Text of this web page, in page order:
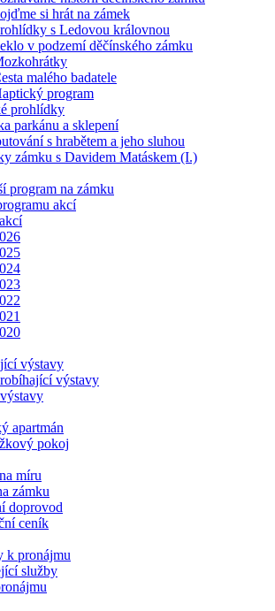
si hrát na zámek
s Ledovou královnou
v podzemí děčínského zámku
malého badatele
program
prohlídky
parkánu a sklepení
s hrabětem a jeho sluhou
zámku s Davidem Matáskem (I.)
program na zámku
akcí
výstavy
výstavy
apartmán
pokoj
míru
zámku
doprovod
ceník
k pronájmu
služby